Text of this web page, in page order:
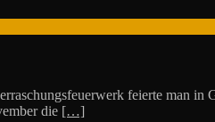
feierte man in
die […]